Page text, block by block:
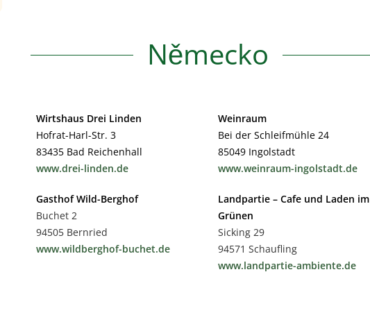
Německo
Wirtshaus Drei Linden
Hofrat-Harl-Str. 3
83435 Bad Reichenhall
www.drei-linden.de
Weinraum
Bei der Schleifmühle 24
85049 Ingolstadt
www.weinraum-ingolstadt.de
Gasthof Wild-Berghof
Buchet 2
94505 Bernried
www.wildberghof-buchet.de
Landpartie – Cafe und Laden im
Grünen
Sicking 29
94571 Schaufling
www.landpartie-ambiente.de